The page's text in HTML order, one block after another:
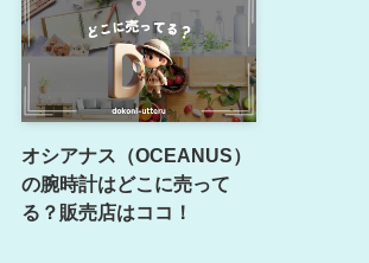
オシアナス（OCEANUS）
の腕時計はどこに売って
る？販売店はココ！